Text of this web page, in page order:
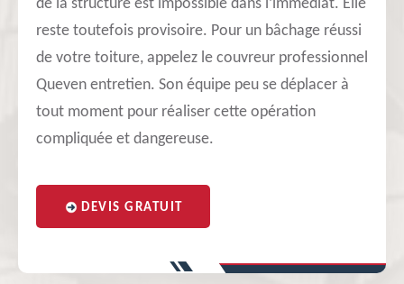
de la structure est impossible dans l’immédiat. Elle
reste toutefois provisoire. Pour un bâchage réussi
de votre toiture, appelez le couvreur professionnel
Queven entretien. Son équipe peu se déplacer à
tout moment pour réaliser cette opération
compliquée et dangereuse.
DEVIS GRATUIT